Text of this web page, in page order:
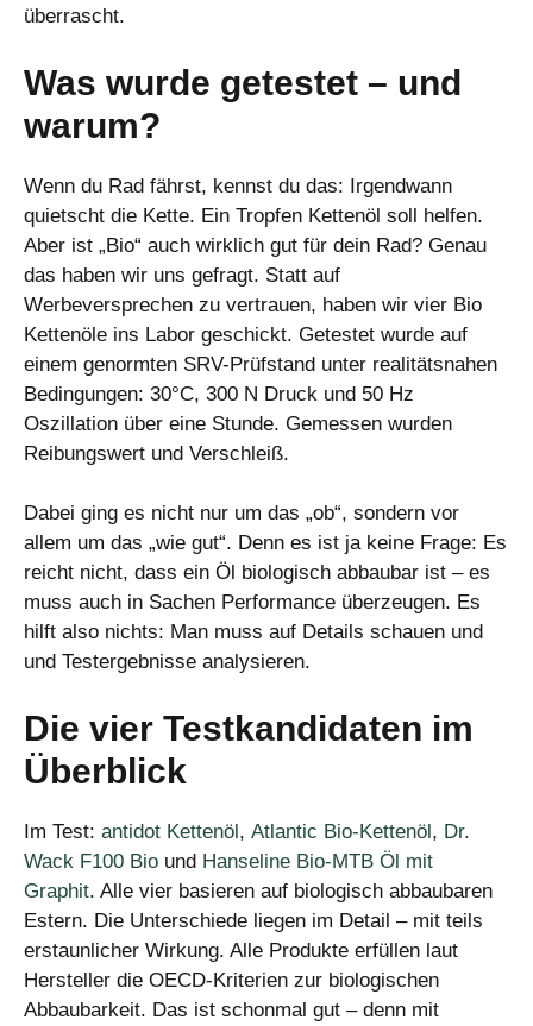
überrascht.
Was wurde getestet – und
warum?
Wenn du Rad fährst, kennst du das: Irgendwann
quietscht die Kette. Ein Tropfen Kettenöl soll helfen.
Aber ist „Bio“ auch wirklich gut für dein Rad? Genau
das haben wir uns gefragt. Statt auf
Werbeversprechen zu vertrauen, haben wir vier Bio
Kettenöle ins Labor geschickt. Getestet wurde auf
einem genormten SRV-Prüfstand unter realitätsnahen
Bedingungen: 30°C, 300 N Druck und 50 Hz
Oszillation über eine Stunde. Gemessen wurden
Reibungswert und Verschleiß.
Dabei ging es nicht nur um das „ob“, sondern vor
allem um das „wie gut“. Denn es ist ja keine Frage: Es
reicht nicht, dass ein Öl biologisch abbaubar ist – es
muss auch in Sachen Performance überzeugen. Es
hilft also nichts: Man muss auf Details schauen und
und Testergebnisse analysieren.
Die vier Testkandidaten im
Überblick
Im Test: antidot Kettenöl, Atlantic Bio-Kettenöl, Dr.
Wack F100 Bio und Hanseline Bio-MTB Öl mit
Graphit. Alle vier basieren auf biologisch abbaubaren
Estern. Die Unterschiede liegen im Detail – mit teils
erstaunlicher Wirkung. Alle Produkte erfüllen laut
Hersteller die OECD-Kriterien zur biologischen
Abbaubarkeit. Das ist schonmal gut – denn mit